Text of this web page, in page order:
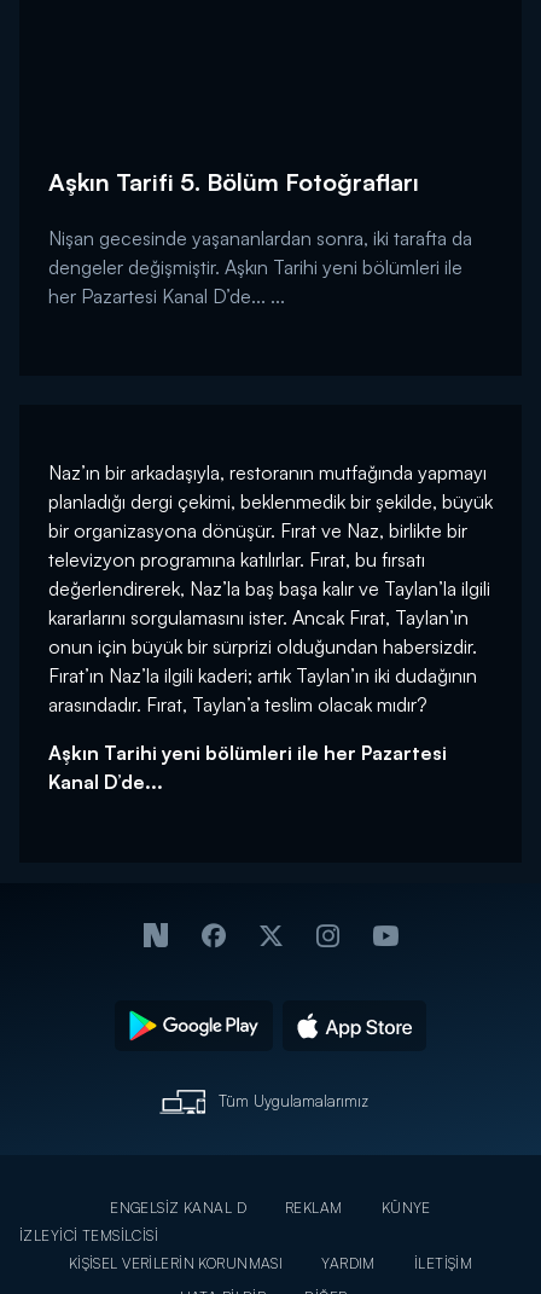
Aşkın Tarifi 5. Bölüm Fotoğrafları
Nişan gecesinde yaşananlardan sonra, iki tarafta da
dengeler değişmiştir. Aşkın Tarihi yeni bölümleri ile
her Pazartesi Kanal D’de... ...
Naz’ın bir arkadaşıyla, restoranın mutfağında yapmayı
planladığı dergi çekimi, beklenmedik bir şekilde, büyük
bir organizasyona dönüşür. Fırat ve Naz, birlikte bir
televizyon programına katılırlar. Fırat, bu fırsatı
değerlendirerek, Naz’la baş başa kalır ve Taylan’la ilgili
kararlarını sorgulamasını ister. Ancak Fırat, Taylan’ın
onun için büyük bir sürprizi olduğundan habersizdir.
Fırat’ın Naz’la ilgili kaderi; artık Taylan’ın iki dudağının
arasındadır. Fırat, Taylan’a teslim olacak mıdır?
Aşkın Tarihi yeni bölümleri ile her Pazartesi
Kanal D’de...
Tüm Uygulamalarımız
ENGELSİZ KANAL D REKLAM
KÜNYE
İZLEYİCİ TEMSİLCİSİ
KİŞİSEL VERİLERİN KORUNMASI
YARDIM
İLETİŞİM